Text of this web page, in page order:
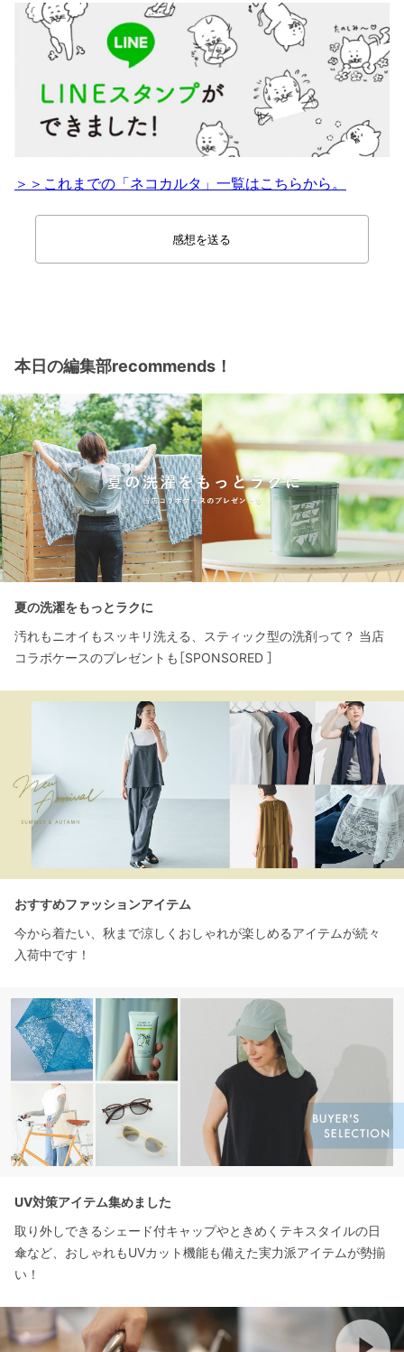
＞＞これまでの「ネコカルタ」一覧はこちらから。
感想を送る
本日の編集部recommends！
夏の洗濯をもっとラクに
汚れもニオイもスッキリ洗える、スティック型の洗剤って？ 当店
コラボケースのプレゼントも［SPONSORED ］
おすすめファッションアイテム
今から着たい、秋まで涼しくおしゃれが楽しめるアイテムが続々
入荷中です！
UV対策アイテム集めました
取り外しできるシェード付キャップやときめくテキスタイルの日
傘など、おしゃれもUVカット機能も備えた実力派アイテムが勢揃
い！